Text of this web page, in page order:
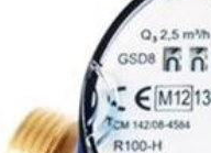
Altany lata
Dzień
Dzień